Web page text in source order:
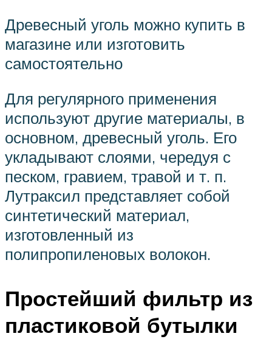
Древесный уголь можно купить в
магазине или изготовить
самостоятельно
Для регулярного применения
используют другие материалы, в
основном, древесный уголь. Его
укладывают слоями, чередуя с
песком, гравием, травой и т. п.
Лутраксил представляет собой
синтетический материал,
изготовленный из
полипропиленовых волокон.
Простейший фильтр из
пластиковой бутылки